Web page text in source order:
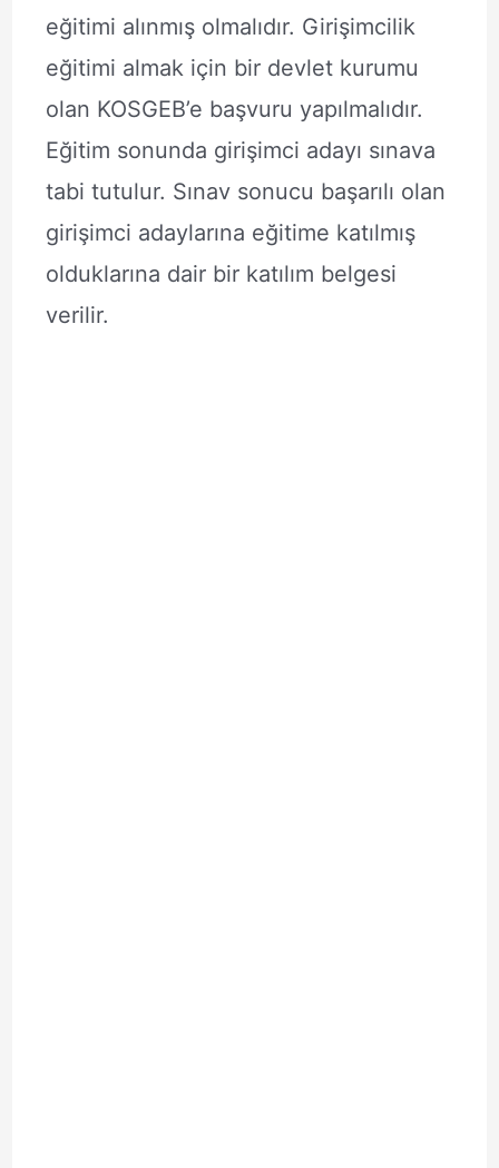
eğitimi alınmış olmalıdır. Girişimcilik
eğitimi almak için bir devlet kurumu
olan KOSGEB’e başvuru yapılmalıdır.
Eğitim sonunda girişimci adayı sınava
tabi tutulur. Sınav sonucu başarılı olan
girişimci adaylarına eğitime katılmış
olduklarına dair bir katılım belgesi
verilir.